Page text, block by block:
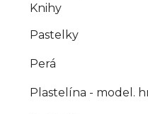
Knihy
Pastelky
Perá
Plastelína - model.